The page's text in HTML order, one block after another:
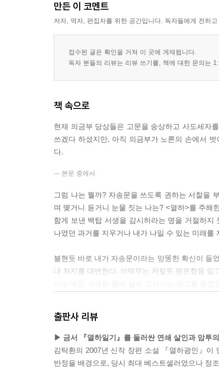
만든 이 코멘트
저자, 역자, 편집자를 위한 공간입니다. 독자들에게 전하
접수된 글은 확인을 거쳐 이 곳에 게재됩니다.
독자 분들의 리뷰는 리뷰 쓰기를, 책에 대한 문의는
책 속으로
현재 의금부 당상들은 고문을 숭상하고 사도세자
쓰겠다 하셨지만, 아직 의금부가 노론의 손에서
다.
--- 본문 중에서
그럼 나는 뭘까? 자송문을 쓰도록 권하는 서찰을
며 맺거니 듣거니 눈물 짓는 나는? <열하>를 주해
함게 보낸 백탑 서생을 감시하라는 명을 거절하
나였던 과거를 지우거나 내가 나일 수 있는 미래
불현듯 바로 내가 자송문이라는 앙똥한 확신이 들
내 처지를 대변한다. 이덕무는 저렇듯 평온함을
이왕 서책이 될 거라며 자송문이 아니라 <열하>
많은 글자로 자송문이 채워졌으되, 그 글자들은
들어찬 자송문 위로는 단 한 글자도 써 넣기 힘들
출판사 리뷰
▶ 금서 『열하일기』를 둘러싼 연쇄 살인과 암투
김탁환의 2007년 신작 장편 소설 『열하광인』
반정을 배경으로, 당시 최대 베스트셀러였으나 정